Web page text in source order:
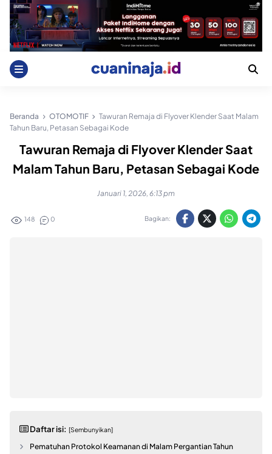
Skip
content
Beranda OTOMOTIF
Tawuran Remaja di Flyover Klender Saat Malam
Tahun Baru, Petasan Sebagai Kode
Tawuran Remaja di Flyover Klender Saat
Malam Tahun Baru, Petasan Sebagai Kode
Januari 1, 2026, 6:13 pm
148 0 Bagikan:
Daftar isi: [Sembunyikan]
Pematuhan Protokol Keamanan di Malam Pergantian Tahun